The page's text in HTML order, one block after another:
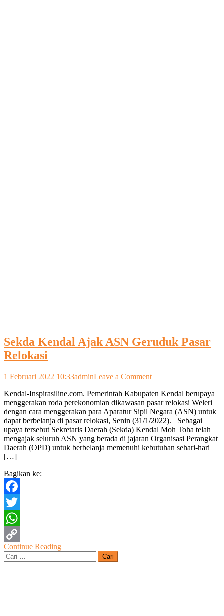
Sekda Kendal Ajak ASN Geruduk Pasar
Relokasi
1 Februari 2022 10:33adminLeave a Commenton
Kendal
Ajak
ASN
Geruduk
Pasar
Relokasi
Kendal-Inspirasiline.com. Pemerintah Kabupaten Kendal berupaya
menggerakan roda perekonomian dikawasan pasar relokasi Weleri
dengan cara menggerakan para Aparatur Sipil Negara (ASN) untuk
dapat berbelanja di pasar relokasi, Senin (31/1/2022). Sebagai
upaya tersebut Sekretaris Daerah (Sekda) Kendal Moh Toha telah
mengajak seluruh ASN yang berada di jajaran Organisasi Perangkat
Daerah (OPD) untuk berbelanja memenuhi kebutuhan sehari-hari
[…]
Bagikan ke:
Facebook
Twitter
WhatsApp
Copy
Continue Reading
Cari
untuk: